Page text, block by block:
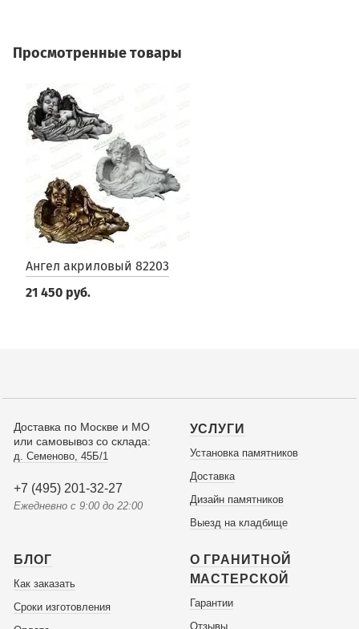
Просмотренные товары
Ангел акриловый 82203
21 450 руб.
Доставка по Москве и МО
или самовывоз со склада:
д. Семеново, 45Б/1
+7 (495) 201-32-27
Ежедневно с 9:00 до 22:00
УСЛУГИ
Установка памятников
Доставка
Дизайн памятников
Выезд на кладбище
БЛОГ
Как заказать
Сроки изготовления
О ГРАНИТНОЙ
МАСТЕРСКОЙ
Гарантии
Отзывы